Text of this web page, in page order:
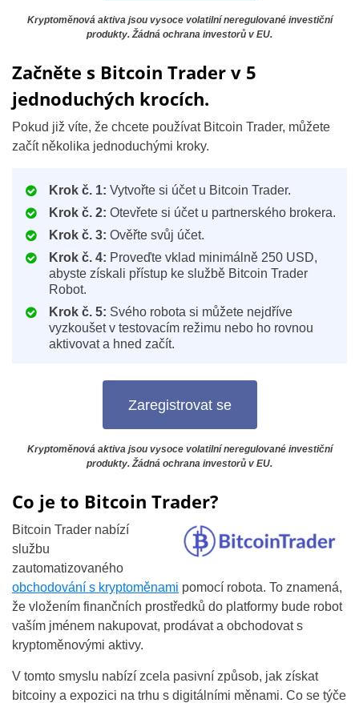
Kryptoměnová aktiva jsou vysoce volatilní neregulované investiční
produkty. Žádná ochrana investorů v EU.
Začněte s Bitcoin Trader v 5
jednoduchých krocích.
Pokud již víte, že chcete používat Bitcoin Trader, můžete
začít několika jednoduchými kroky.
Krok č. 1: Vytvořte si účet u Bitcoin Trader.
Krok č. 2: Otevřete si účet u partnerského brokera.
Krok č. 3: Ověřte svůj účet.
Krok č. 4: Proveďte vklad minimálně 250 USD,
abyste získali přístup ke službě Bitcoin Trader
Robot.
Krok č. 5: Svého robota si můžete nejdříve
vyzkoušet v testovacím režimu nebo ho rovnou
aktivovat a hned začít.
Zaregistrovat se
Kryptoměnová aktiva jsou vysoce volatilní neregulované investiční
produkty. Žádná ochrana investorů v EU.
Co je to Bitcoin Trader?
Bitcoin Trader nabízí
službu
zautomatizovaného
obchodování s kryptoměnami pomocí robota. To znamená,
že vložením finančních prostředků do platformy bude robot
vaším jménem nakupovat, prodávat a obchodovat s
kryptoměnovými aktivy.
V tomto smyslu nabízí zcela pasivní způsob, jak získat
bitcoiny a expozici na trhu s digitálními měnami. Co se týče